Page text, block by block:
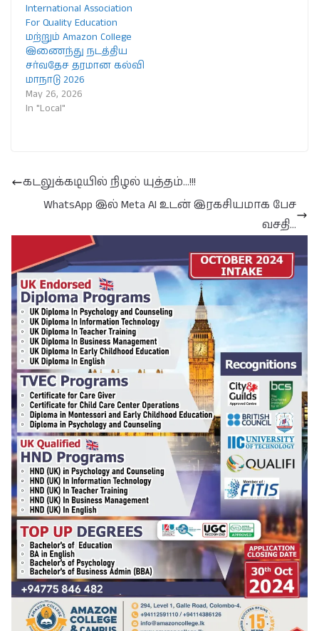
International Association
For Quality Education
மற்றும் Amazon College
இணைந்து நடத்திய
சர்வதேச தரமான கல்வி
மாநாடு 2026
May 26, 2026
In "Local"
கடலுக்கடியில் நிழல் யுத்தம்…!!!
WhatsApp இல் Meta AI உடன் இரகசியமாக பேச
வசதி…